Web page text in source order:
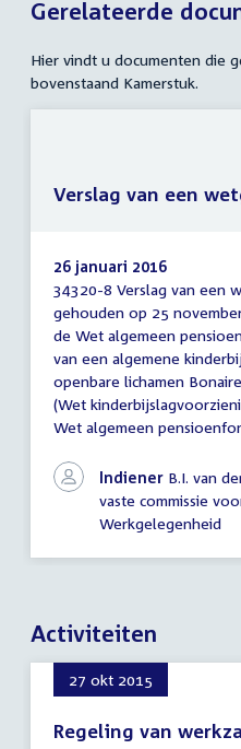
Gerelateerde
Hier vindt u documenten die
bovenstaand Kamerstuk.
Verslag
van
een
wetgevingsoverleg
26 januari 2016
34320-8 Verslag van een
gehouden op 25
de Wet algemeen
van een algemene
openbare lichamen
(Wet
Wet algemeen
Indiener B.I. van
vaste commissie
Werkgelegenheid
Verslag van een
Activiteiten
27 okt 2015
Regeling van